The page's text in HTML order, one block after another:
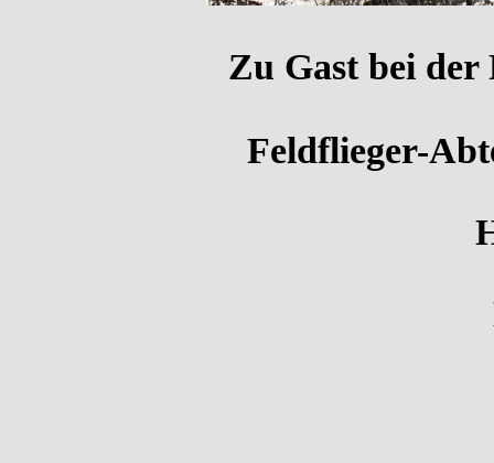
Zu Gast bei
Feldflieger-